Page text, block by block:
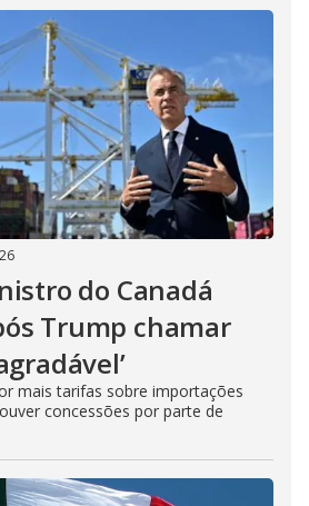
do Canadá
Trump chamar
mais tarifas sobre importações
concessões por parte de